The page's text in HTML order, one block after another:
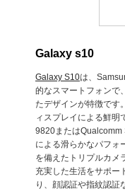
Galaxy s10
Galaxy S10は、
的なスマートフォンで
たデザインが特徴です
ィスプレイによる鮮明
9820またはQualcomm
による滑らかなパフォ
を備えたトリプルカメ
充実した生活をサポー
り、顔認証や指紋認証